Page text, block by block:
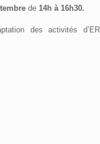
de 14h à 16h30.
des activités